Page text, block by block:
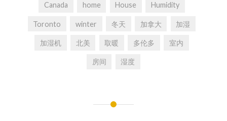
Canada home House Humidity
Toronto winter 冬天 加拿大 加湿
加湿机 北美 取暖 多伦多 室内
房间 湿度